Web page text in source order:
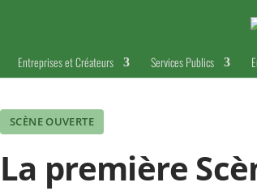
Entreprises et Créateurs Services Publics
SCÈNE OUVERTE
La première